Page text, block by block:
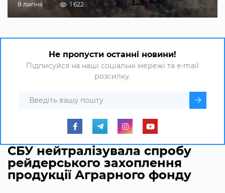
8 липня 1 622
Не пропусти останні новини!
Підписуйся на наші соціальні мережі та e-mail
розсилку.
СБУ нейтралізувала спробу
рейдерського захоплення
продукції Аграрного фонду